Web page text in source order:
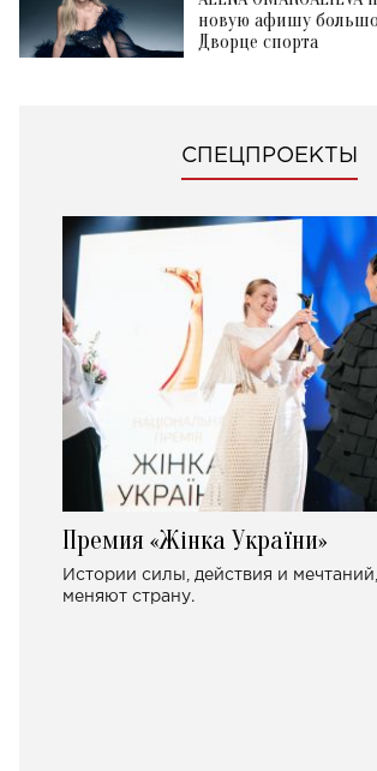
новую афишу
Дворце спорта
СПЕЦПРОЕКТЫ
Премия «Жінка України»
Истории силы, действия и
меняют страну.